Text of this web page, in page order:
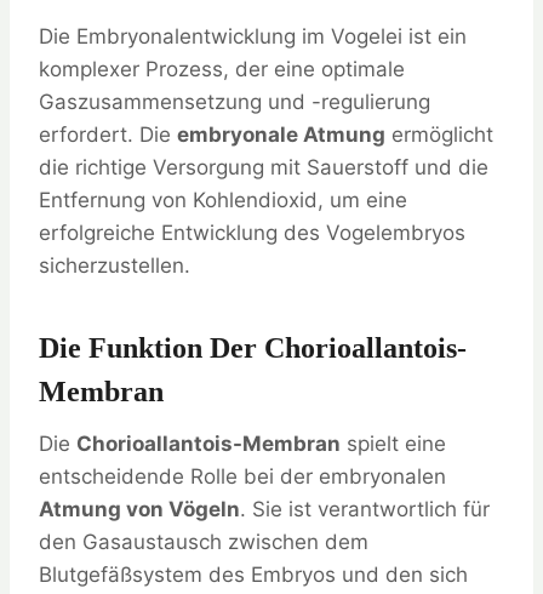
Die Embryonalentwicklung im Vogelei ist ein
komplexer Prozess, der eine optimale
Gaszusammensetzung und -regulierung
erfordert. Die embryonale Atmung ermöglicht
die richtige Versorgung mit Sauerstoff und die
Entfernung von Kohlendioxid, um eine
erfolgreiche Entwicklung des Vogelembryos
sicherzustellen.
Die Funktion Der Chorioallantois-
Membran
Die Chorioallantois-Membran spielt eine
entscheidende Rolle bei der embryonalen
Atmung von Vögeln. Sie ist verantwortlich für
den Gasaustausch zwischen dem
Blutgefäßsystem des Embryos und den sich